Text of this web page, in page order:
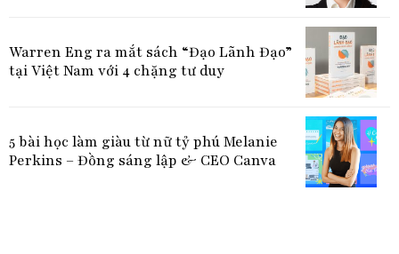
Warren Eng ra mắt sách “Đạo Lãnh Đạo”
tại Việt Nam với 4 chặng tư duy
5 bài học làm giàu từ nữ tỷ phú Melanie
Perkins – Đồng sáng lập & CEO Canva